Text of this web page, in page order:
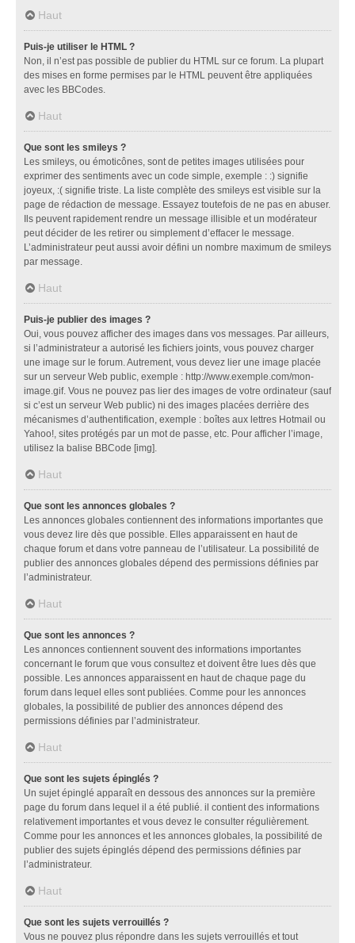
Haut
Puis-je utiliser le HTML ?
Non, il n’est pas possible de publier du HTML sur ce forum. La plupart
des mises en forme permises par le HTML peuvent être appliquées
avec les BBCodes.
Haut
Que sont les smileys ?
Les smileys, ou émoticônes, sont de petites images utilisées pour
exprimer des sentiments avec un code simple, exemple : :) signifie
joyeux, :( signifie triste. La liste complète des smileys est visible sur la
page de rédaction de message. Essayez toutefois de ne pas en abuser.
Ils peuvent rapidement rendre un message illisible et un modérateur
peut décider de les retirer ou simplement d’effacer le message.
L’administrateur peut aussi avoir défini un nombre maximum de smileys
par message.
Haut
Puis-je publier des images ?
Oui, vous pouvez afficher des images dans vos messages. Par ailleurs,
si l’administrateur a autorisé les fichiers joints, vous pouvez charger
une image sur le forum. Autrement, vous devez lier une image placée
sur un serveur Web public, exemple : http://www.exemple.com/mon-
image.gif. Vous ne pouvez pas lier des images de votre ordinateur (sauf
si c’est un serveur Web public) ni des images placées derrière des
mécanismes d’authentification, exemple : boîtes aux lettres Hotmail ou
Yahoo!, sites protégés par un mot de passe, etc. Pour afficher l’image,
utilisez la balise BBCode [img].
Haut
Que sont les annonces globales ?
Les annonces globales contiennent des informations importantes que
vous devez lire dès que possible. Elles apparaissent en haut de
chaque forum et dans votre panneau de l’utilisateur. La possibilité de
publier des annonces globales dépend des permissions définies par
l’administrateur.
Haut
Que sont les annonces ?
Les annonces contiennent souvent des informations importantes
concernant le forum que vous consultez et doivent être lues dès que
possible. Les annonces apparaissent en haut de chaque page du
forum dans lequel elles sont publiées. Comme pour les annonces
globales, la possibilité de publier des annonces dépend des
permissions définies par l’administrateur.
Haut
Que sont les sujets épinglés ?
Un sujet épinglé apparaît en dessous des annonces sur la première
page du forum dans lequel il a été publié. il contient des informations
relativement importantes et vous devez le consulter régulièrement.
Comme pour les annonces et les annonces globales, la possibilité de
publier des sujets épinglés dépend des permissions définies par
l’administrateur.
Haut
Que sont les sujets verrouillés ?
Vous ne pouvez plus répondre dans les sujets verrouillés et tout